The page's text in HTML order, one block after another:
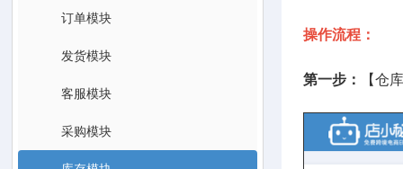
订单模块
发货模块
客服模块
采购模块
操作流程：
第一步： 【仓